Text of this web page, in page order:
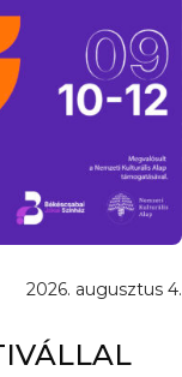
2026. augusztus 4.